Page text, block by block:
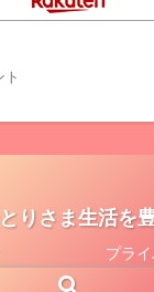
ト
りさま生活を
プラ